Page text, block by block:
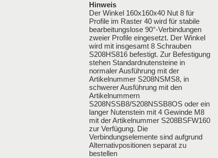
Hinweis
Der Winkel 160x160x40 Nut 8 für
Profile im Raster 40 wird für stabile
bearbeitungslose 90°-Verbindungen
zweier Profile eingesetzt. Der Winkel
wird mit insgesamt 8 Schrauben
S208HS816 befestigt. Zur Befestigung
stehen Standardnutensteine in
normaler Ausführung mit der
Artikelnummer S208NSMS8, in
schwerer Ausführung mit den
Artikelnummern
S208NSSB8/S208NSSB8OS oder ein
langer Nutenstein mit 4 Gewinde M8
mit der Artikelnummer S208BSFW160
zur Verfügung. Die
Verbindungselemente sind aufgrund
Alternativpositionen separat zu
bestellen